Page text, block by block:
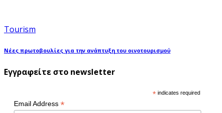
Tourism
Νέες πρωτοβουλίες για την ανάπτυξη του οινοτουρισμού
Εγγραφείτε στο newsletter
* indicates required
Email Address *